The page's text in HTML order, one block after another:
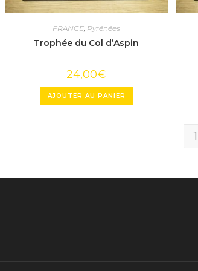
FRANCE Pyrénées
Trophée du Col d’Aspin
24,00€
AJOUTER AU PANIER
1